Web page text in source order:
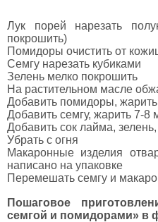
Лук порей нарезать
покрошить)
Помидоры очистить от
Семгу нарезать кубиками
Зелень мелко покрошить
На растительном масле
Добавить помидоры,
Добавить семгу, жарить 7-8
Добавить сок лайма,
Убрать с огня
Макаронные изделия
написано на упаковке
Перемешать семгу и
Пошаговое
семгой и помидорами» в